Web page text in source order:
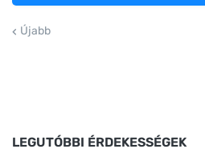
Újabb
LEGUTÓBBI ÉRDEKESSÉGEK